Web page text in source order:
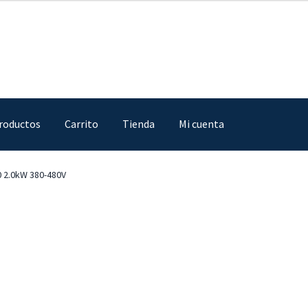
Carrito Tienda Mi cuenta
Finalizar compra
2.0kW 380-480V